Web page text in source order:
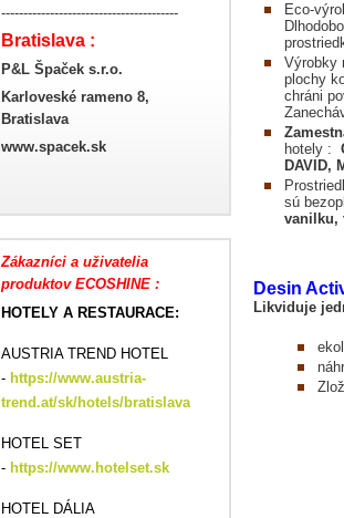
Eco-
Výrobky
plochy
chráni
hotely :
DAVID,
sú
vanilku,
Desin
Likviduje
----------------------------------------
Bratislava :
P&L Špaček s.r.o.
Karloveské rameno 8,
Bratislava
www.spacek.sk
Zákazníci a uživatelia
produktov ECOSHINE :
HOTELY A RESTAURACE:
AUSTRIA TREND HOTEL
- https://www.austria-
trend.at/sk/hotels/bratislava
HOTEL SET
- https://www.hotelset.sk
HOTEL DÁLIA